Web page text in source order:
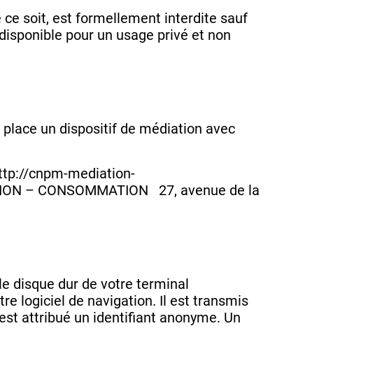
ce soit, est formellement interdite sauf
pour un usage privé et non
un dispositif de médiation avec
cnpm-mediation-
– CONSOMMATION 27, avenue de la
disque dur de votre terminal
logiciel de navigation. Il est transmis
attribué un identifiant anonyme. Un